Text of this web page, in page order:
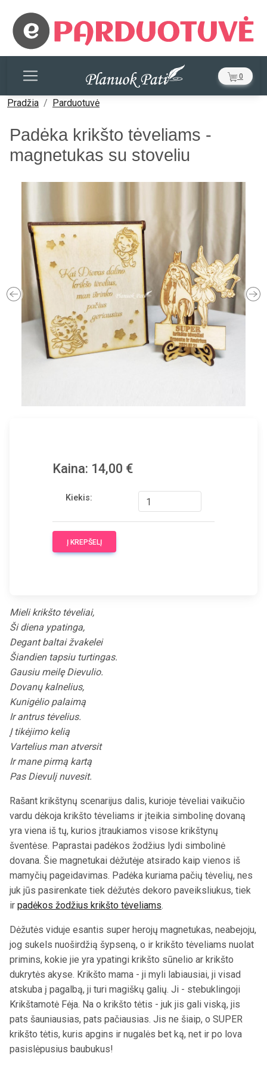
0
Pradžia Parduotuvė
Padėka krikšto tėveliams -
magnetukas su stoveliu
Previous
Kaina: 14,00 €
Kiekis:
Į KREPŠELĮ
Mieli krikšto tėveliai,
Ši diena ypatinga,
Degant baltai žvakelei
Šiandien tapsiu turtingas.
Gausiu meilę Dievulio.
Dovanų kalnelius,
Kunigėlio palaimą
Ir antrus tėvelius.
Į tikėjimo kelią
Vartelius man atversit
Ir mane pirmą kartą
Pas Dievulį nuvesit.
Rašant krikštynų scenarijus dalis, kurioje tėveliai vaikučio
vardu dėkoja krikšto tėveliams ir įteikia simbolinę dovaną
yra viena iš tų, kurios įtraukiamos visose krikštynų
šventėse. Paprastai padėkos žodžius lydi simbolinė
dovana. Šie magnetukai dėžutėje atsirado kaip vienos iš
mamyčių pageidavimas. Padėka kuriama pačių tėvelių, nes
juk jūs pasirenkate tiek dėžutės dekoro paveiksliukus, tiek
ir padėkos žodžius krikšto tėveliams.
Dėžutės viduje esantis super herojų magnetukas, neabejoju,
jog sukels nuoširdžią šypseną, o ir krikšto tėveliams nuolat
primins, kokie jie yra ypatingi krikšto sūnelio ar krikšto
dukrytės akyse. Krikšto mama - ji myli labiausiai, ji visad
atskuba į pagalbą, ji turi magiškų galių. Ji - stebuklingoji
Krikštamotė Fėja. Na o krikšto tėtis - juk jis gali viską, jis
pats šauniausias, pats pačiausias. Jis ne šiaip, o SUPER
krikšto tėtis, kuris apgins ir nugalės bet ką, net ir po lova
pasislėpusius baubukus!